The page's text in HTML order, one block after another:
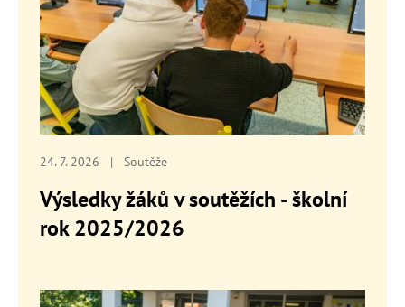
24. 7. 2026 | Soutěže
Výsledky žáků v soutěžích - školní
rok 2025/2026